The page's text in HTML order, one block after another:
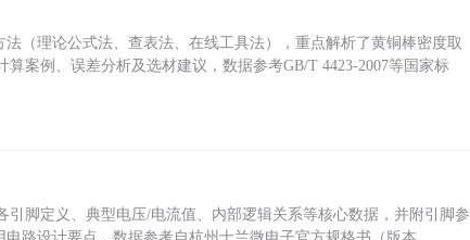
（理论公式法、查表法、在线工具法），重点解析了黄铜棒密度取
算案例、误差分析及选材建议，数据参考GB/T 4423-2007等国家标
引脚定义、典型电压/电流值、内部逻辑关系等核心数据，并附引脚参